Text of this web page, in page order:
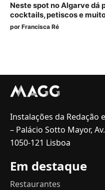
Neste spot no Algarve dá
cocktails, petiscos e
por Francisca Ré
Instalações da Redação
– Palácio Sotto Mayor,
1050-121 Lisboa
Em destaque
Restaurantes